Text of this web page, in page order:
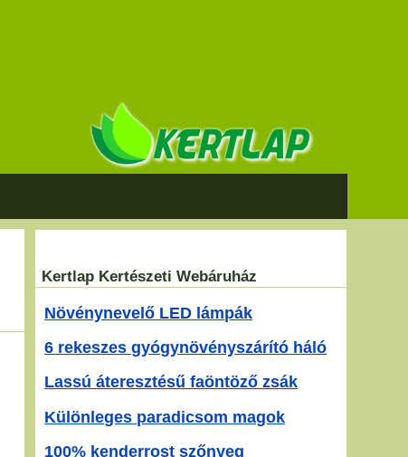
Kertlap Kertészeti Webáruház
Növénynevelő LED lámpák
6 rekeszes gyógynövényszárító háló
Lassú áteresztésű faöntöző zsák
Különleges paradicsom magok
100% kenderrost szőnyeg